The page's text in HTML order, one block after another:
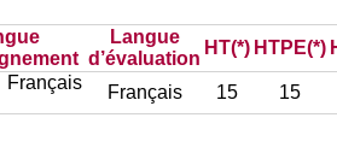
Langue
d’évaluation
HT(*) HTPE(*)
Français
Français 15 15